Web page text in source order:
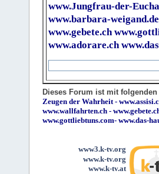
www.Jungfrau-der-
www.barbara-weigand.de
www.gebete.ch
www.adorare.ch
Dieses Forum ist mit
Zeugen der Wahrheit-
www.wallfahrten.ch -
www.gottliebtuns.com- www.das-
www3.k-tv.org
www.k-tv.org
www.k-tv.at